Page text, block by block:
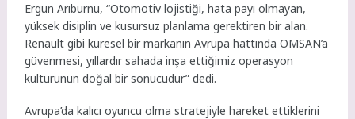
Ergun Arıburnu, “Otomotiv lojistiği, hata payı olmayan,
yüksek disiplin ve kusursuz planlama gerektiren bir alan.
Renault gibi küresel bir markanın Avrupa hattında OMSAN’a
güvenmesi, yıllardır sahada inşa ettiğimiz operasyon
kültürünün doğal bir sonucudur” dedi.
Avrupa’da kalıcı oyuncu olma stratejiyle hareket ettiklerini